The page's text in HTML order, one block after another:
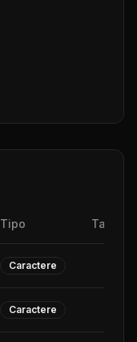
Tipo
Caractere
Caractere